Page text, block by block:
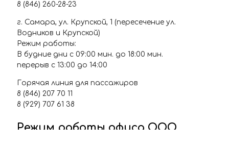
8 (846) 260-28-23
г. Самара, ул. Крупской, 1 (пересечение ул.
Водников и Крупской)
Режим работы:
В будние дни с 09:00 мин. до 18:00 мин.
перерыв с 13:00 до 14:00
Горячая линия для пассажиров
8 (846) 207 70 11
8 (929) 707 61 38
Режим работы офиса ООО